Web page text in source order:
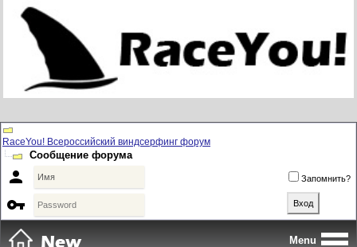
RaceYou! Всероссийский виндсерфинг форум
Сообщение форума
 Запомнить?

Menu